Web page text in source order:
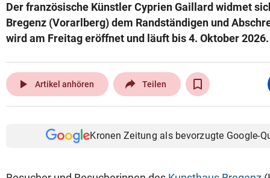
Der französische Künstler Cyprien Gaillard widmet
Bregenz (Vorarlberg) dem Randständigen und
wird am Freitag eröffnet und läuft bis 4. Oktober 2026.
play_arrow Artikel anhören Teilen
Kronen Zeitung als bevorzugte Google-